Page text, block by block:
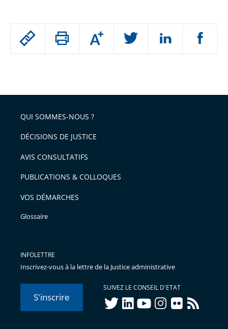
Passer
arriver
après
Augmenter
ou
l'article
pour
avant
QUI SOMMES-NOUS ?
DÉCISIONS DE JUSTICE
AVIS CONSULTATIFS
PUBLICATIONS & COLLOQUES
VOS DÉMARCHES
Glossaire
INFOLETTRE
Inscrivez-vous à la lettre de la Justice administrative
S'inscrire
SUIVEZ LE CONSEIL D'ETAT
twitterlinkedInyoutubeinstagram
flickr rss